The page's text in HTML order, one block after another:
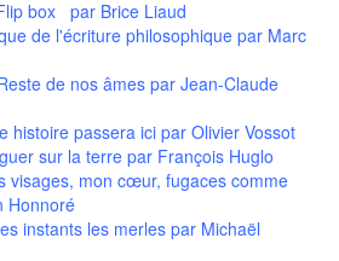
box par Brice Liaud
de l'écriture philosophique par Marc
de nos âmes par Jean-Claude
histoire passera ici par Olivier Vossot
sur la terre par François Huglo
visages, mon cœur, fugaces comme
Honnoré
instants les merles par Michaël